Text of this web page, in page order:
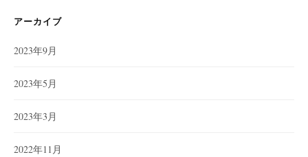
アーカイブ
2023年9月
2023年5月
2023年3月
2022年11月